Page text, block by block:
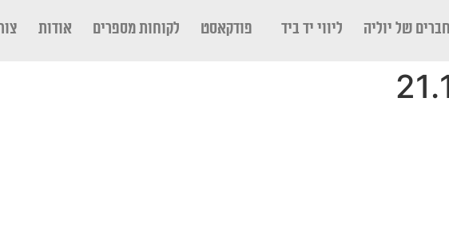
של יוליה ליווי יד ביד פודקאסט לקוחות מספרים אודות